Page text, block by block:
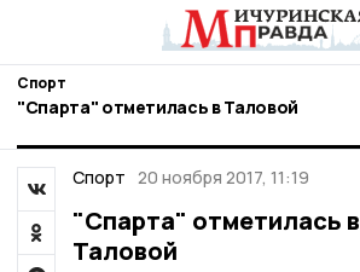
Спорт
"Спарта" отметилась в Таловой
Спорт 20 ноября 2017, 11:19
"Спарта" отметилась в
Таловой